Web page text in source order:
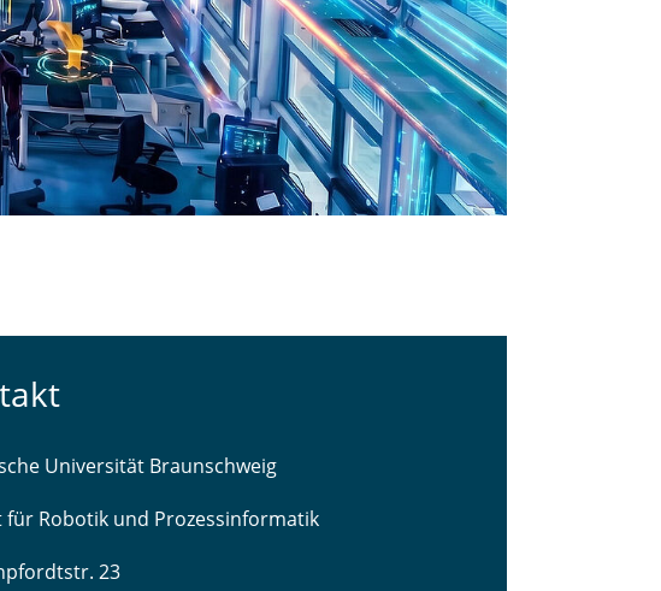
Universität Braunschweig
für Robotik und Prozessinformatik
23